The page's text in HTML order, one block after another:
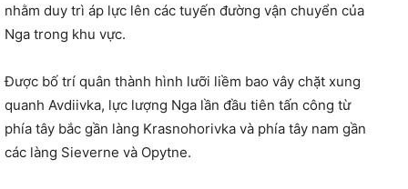
nhằm duy trì áp lực lên các tuyến đường vận chuyển của
Nga trong khu vực.
Được bố trí quân thành hình lưỡi liềm bao vây chặt xung
quanh Avdiivka, lực lượng Nga lần đầu tiên tấn công từ
phía tây bắc gần làng Krasnohorivka và phía tây nam gần
các làng Sieverne và Opytne.